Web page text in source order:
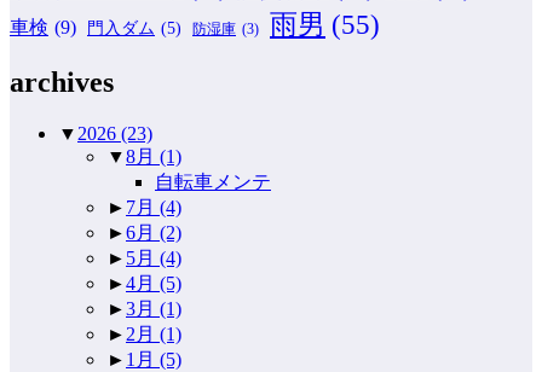
車検 (9) 門入ダム (5) 防湿庫 (3) 雨男 (55)
archives
▼ 2026 (23)
▼8月 (1)
自転車メンテ
► 7月 (4)
►6月 (2)
► 5月 (4)
►4月 (5)
►3月 (1)
► 2月 (1)
► 1月 (5)